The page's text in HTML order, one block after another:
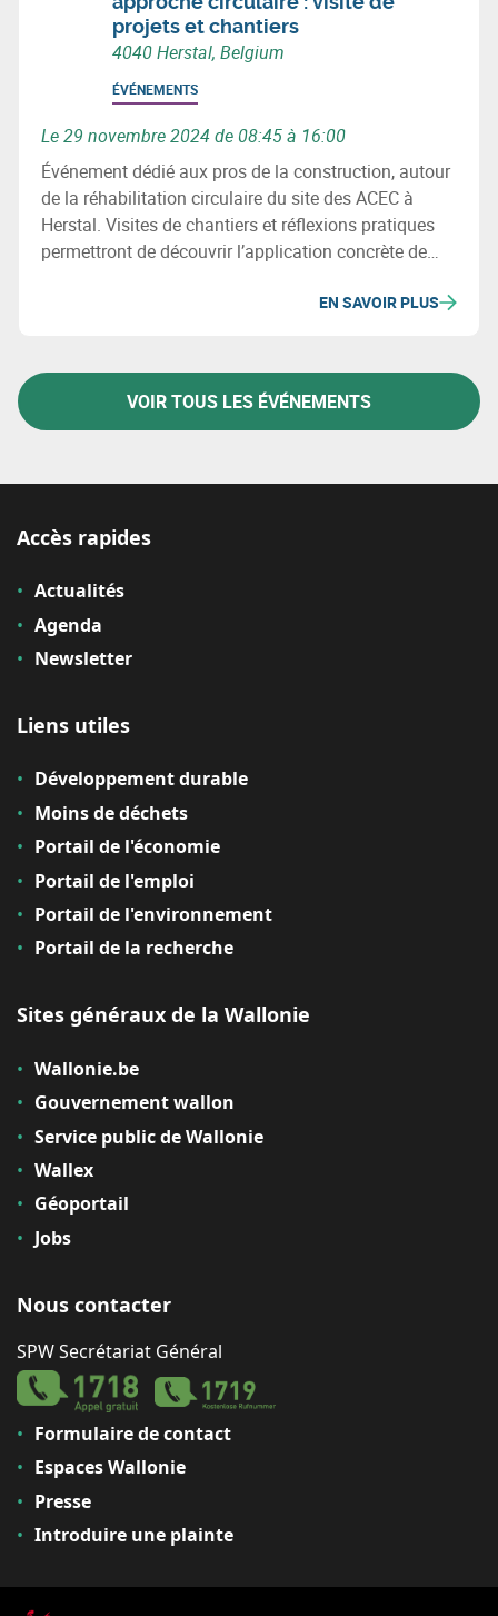
projets et chantiers
4040 Herstal, Belgium
ÉVÉNEMENTS
Le 29 novembre 2024 de 08:45 à 16:00
Événement dédié aux pros de la construction, autour
de la réhabilitation circulaire du site des ACEC à
Herstal. Visites de chantiers et réflexions pratiques
permettront de découvrir l’application concrète de
formateurs et décideurs publics belges.EN SAVOIR PLUS
VOIR TOUS LES ÉVÉNEMENTS
Accès rapides
Actualités
Agenda
Newsletter
Liens utiles
Développement durable
Moins de déchets
Portail de l'économie
Portail de l'emploi
Portail de l'environnement
Portail de la recherche
Sites généraux de la Wallonie
Wallonie.be
Gouvernement wallon
Service public de Wallonie
Wallex
Géoportail
Jobs
Nous contacter
SPW Secrétariat Général
Formulaire de contact
Espaces Wallonie
Presse
Introduire une plainte